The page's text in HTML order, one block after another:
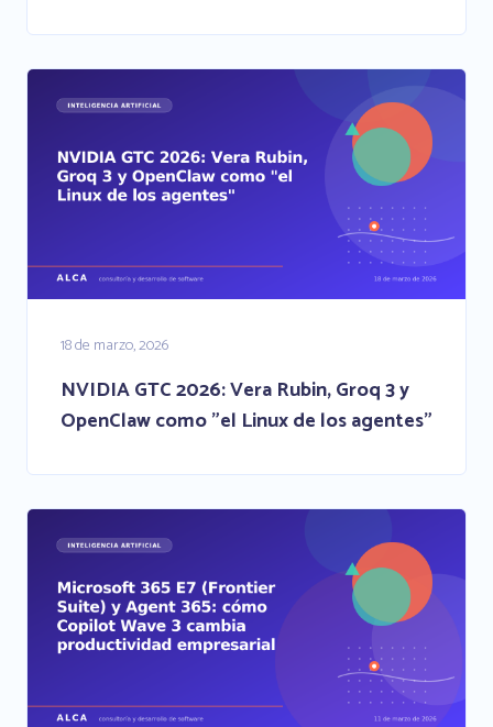
18 de marzo, 2026
NVIDIA GTC 2026: Vera Rubin, Groq 3 y
OpenClaw como "el Linux de los agentes"